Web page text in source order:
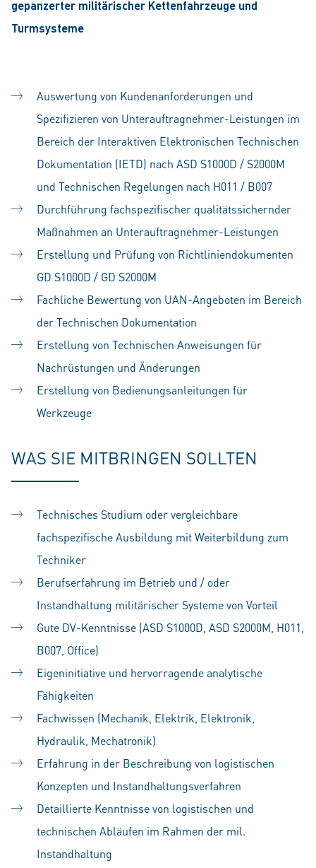
gepanzerter militärischer Kettenfahrzeuge und
Turmsysteme
Auswertung von Kundenanforderungen und
Spezifizieren von Unterauftragnehmer-Leistungen im
Bereich der Interaktiven Elektronischen Technischen
Dokumentation (IETD) nach ASD S1000D / S2000M
und Technischen Regelungen nach H011 / B007
Durchführung fachspezifischer qualitätssichernder
Maßnahmen an Unterauftragnehmer-Leistungen
Erstellung und Prüfung von Richtliniendokumenten
GD S1000D / GD S2000M
Fachliche Bewertung von UAN-Angeboten im Bereich
der Technischen Dokumentation
Erstellung von Technischen Anweisungen für
Nachrüstungen und Änderungen
Erstellung von Bedienungsanleitungen für
Werkzeuge
WAS SIE MITBRINGEN SOLLTEN
Technisches Studium oder vergleichbare
fachspezifische Ausbildung mit Weiterbildung zum
Techniker
Berufserfahrung im Betrieb und / oder
Instandhaltung militärischer Systeme von Vorteil
Gute DV-Kenntnisse (ASD S1000D, ASD S2000M, H011,
B007, Office)
Eigeninitiative und hervorragende analytische
Fähigkeiten
Fachwissen (Mechanik, Elektrik, Elektronik,
Hydraulik, Mechatronik)
Erfahrung in der Beschreibung von logistischen
Konzepten und Instandhaltungsverfahren
Detaillierte Kenntnisse von logistischen und
technischen Abläufen im Rahmen der mil.
Instandhaltung